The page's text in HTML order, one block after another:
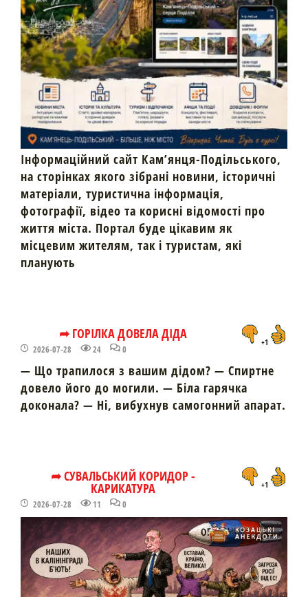
Інформаційний сайт Кам’янця-Подільського,
на сторінках якого зібрані новини, історичні
матеріали, туристична інформація,
фотографії, відео та корисні відомості про
життя міста. Портал буде цікавим як
місцевим жителям, так і туристам, які
планують
➦ ГОРІЛКА ДОВЕЛА ДІДА
2026-07-28 24 0
+1
— Що трапилося з вашим дідом? — Спиртне
довело його до могили. — Біла гарячка
доконала? — Ні, вибухнув самогонний апарат.
➦ СУВАЛЬСЬКИЙ КОРИДОР -
КАРИКАТУРА
2026-07-28 11 0
+1